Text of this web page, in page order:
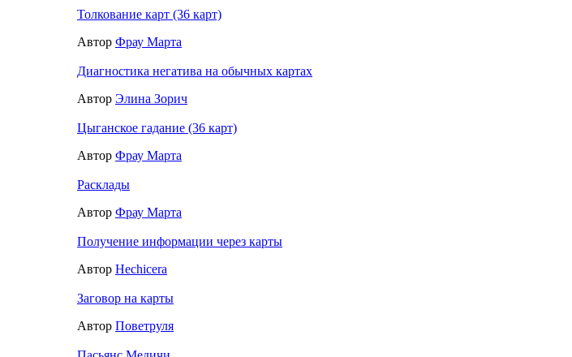
Толкование карт (36 карт)
Автор Фрау Марта
Диагностика негатива на обычных картах
Автор Элина Зорич
Цыганское гадание (36 карт)
Автор Фрау Марта
Расклады
Автор Фрау Марта
Получение информации через карты
Автор Hechicera
Заговор на карты
Автор Поветруля